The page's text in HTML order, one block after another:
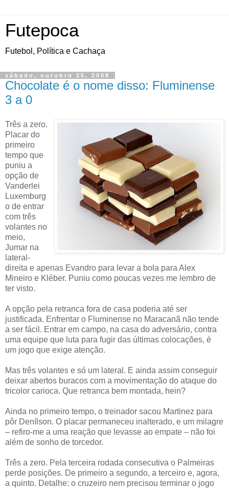
Futepoca
Futebol, Política e Cachaça
sábado, outubro 25, 2008
Chocolate é o nome disso: Fluminense
3 a 0
Três a zero.
Placar do
primeiro
tempo que
puniu a
opção de
Vanderlei
Luxemburg
o de entrar
com três
volantes no
meio,
Jumar na
lateral-
direita e apenas Evandro para levar a bola para Alex
Mineiro e Kléber. Puniu como poucas vezes me lembro de
ter visto.
A opção pela retranca fora de casa poderia até ser
justificada. Enfrentar o Fluminense no Maracanã não tende
a ser fácil. Entrar em campo, na casa do adversário, contra
uma equipe que luta para fugir das últimas colocações, é
um jogo que exige atenção.
Mas três volantes e só um lateral. E ainda assim conseguir
deixar abertos buracos com a movimentação do ataque do
tricolor carioca. Que retranca bem montada, hein?
Ainda no primeiro tempo, o treinador sacou Martinez para
pôr Denílson. O placar permaneceu inalterado, e um milagre
– refiro-me a uma reação que levasse ao empate – não foi
além de sonho de torcedor.
Três a zero. Pela terceira rodada consecutiva o Palmeiras
perde posições. De primeiro a segundo, a terceiro e, agora,
a quinto. Detalhe: o cruzeiro nem precisou terminar o jogo